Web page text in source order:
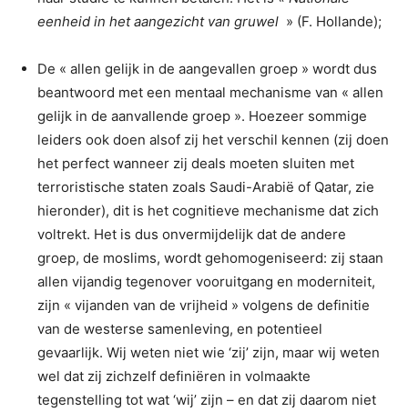
eenheid in het aangezicht van gruwel » (F. Hollande);
De « allen gelijk in de aangevallen groep » wordt dus
beantwoord met een mentaal mechanisme van « allen
gelijk in de aanvallende groep ». Hoezeer sommige
leiders ook doen alsof zij het verschil kennen (zij doen
het perfect wanneer zij deals moeten sluiten met
terroristische staten zoals Saudi-Arabië of Qatar, zie
hieronder), dit is het cognitieve mechanisme dat zich
voltrekt. Het is dus onvermijdelijk dat de andere
groep, de moslims, wordt gehomogeniseerd: zij staan
allen vijandig tegenover vooruitgang en moderniteit,
zijn « vijanden van de vrijheid » volgens de definitie
van de westerse samenleving, en potentieel
gevaarlijk. Wij weten niet wie ‘zij’ zijn, maar wij weten
wel dat zij zichzelf definiëren in volmaakte
tegenstelling tot wat ‘wij’ zijn – en dat zij daarom niet